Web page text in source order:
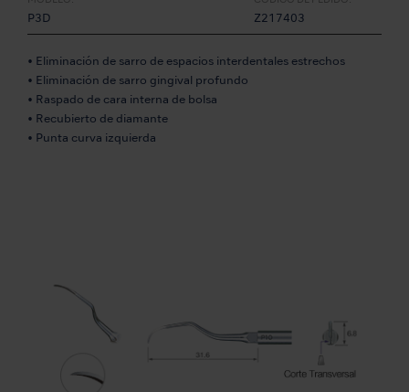
P3D Z217403
• Eliminación de sarro de espacios interdentales estrechos
• Eliminación de sarro gingival profundo
• Raspado de cara interna de bolsa
• Recubierto de diamante
• Punta curva izquierda